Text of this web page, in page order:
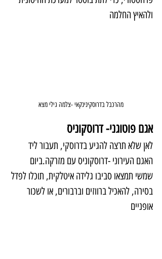
ולהאיץ החלמה
מהרכבל בדרוסקינינקאי -צלמה גילי מצא
אגם פוטוגני- דרוסקוניס
לאן שלא תרצה להגיע בדרוסקי, תעבור ליד
האגם העירוני -דרוסקוניס עם מזרקה.ביום
שמשי תמצאו סביבו גלידה איטלקית, תוכלו לפדל
בסירה, להאכיל ברווזים וברבורים, או לשכור
אופניים